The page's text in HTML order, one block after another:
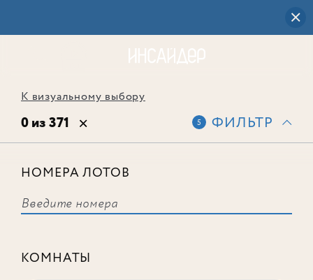
К визуальному выбору
0 из 371 5 ФИЛЬТР
НОМЕРА ЛОТОВ
КОМНАТЫ
соответствует ни одного лота